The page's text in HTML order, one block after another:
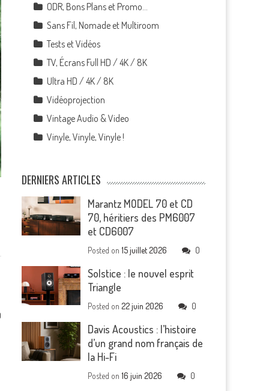
ODR, Bons Plans et Promo…
Sans Fil, Nomade et Multiroom
Tests et Vidéos
TV, Écrans Full HD / 4K / 8K
Ultra HD / 4K / 8K
Vidéoprojection
Vintage Audio & Video
Vinyle, Vinyle, Vinyle !
DERNIERS ARTICLES
Marantz MODEL 70 et CD
70, héritiers des PM6007
et CD6007
Posted on15 juillet 2026 0
Solstice : le nouvel esprit
Triangle
Posted on22 juin 2026 0
Davis Acoustics : l’histoire
d’un grand nom français de
la Hi-Fi
Posted on16 juin 2026 0